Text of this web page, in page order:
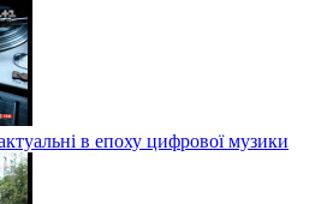
в епоху цифрової музики